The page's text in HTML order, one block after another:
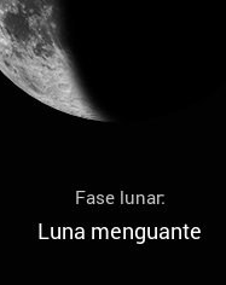
Fase lunar:
Luna menguante